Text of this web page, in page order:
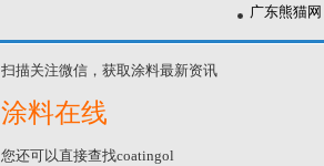
广东熊猫网
扫描关注微信，获取涂料最新资讯
涂料在线
您还可以直接查找coatingol